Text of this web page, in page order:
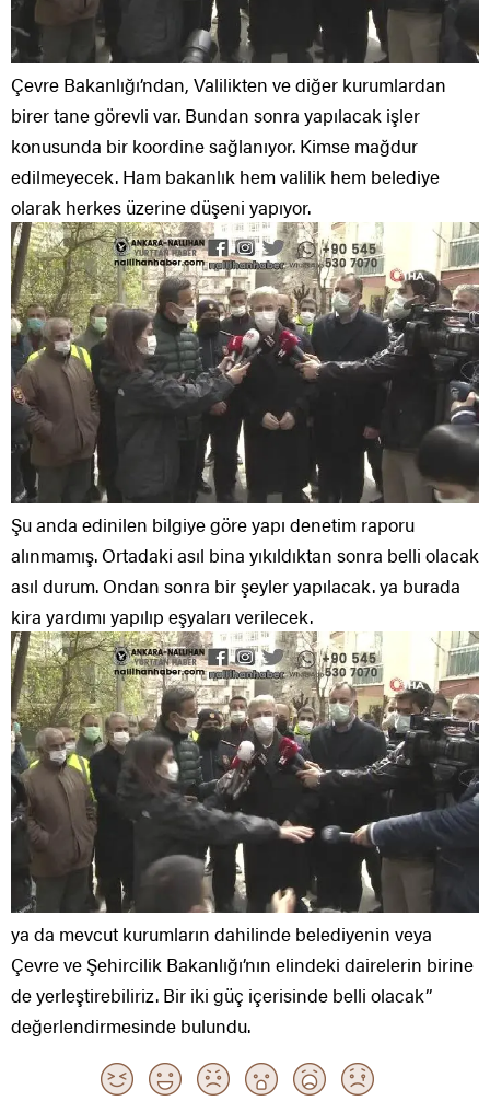
Çevre Bakanlığı’ndan, Valilikten ve diğer kurumlardan
birer tane görevli var. Bundan sonra yapılacak işler
konusunda bir koordine sağlanıyor. Kimse mağdur
edilmeyecek. Ham bakanlık hem valilik hem belediye
olarak herkes üzerine düşeni yapıyor.
Şu anda edinilen bilgiye göre yapı denetim raporu
alınmamış. Ortadaki asıl bina yıkıldıktan sonra belli olacak
asıl durum. Ondan sonra bir şeyler yapılacak. ya burada
kira yardımı yapılıp eşyaları verilecek.
ya da mevcut kurumların dahilinde belediyenin veya
Çevre ve Şehircilik Bakanlığı’nın elindeki dairelerin birine
de yerleştirebiliriz. Bir iki güç içerisinde belli olacak”
değerlendirmesinde bulundu.